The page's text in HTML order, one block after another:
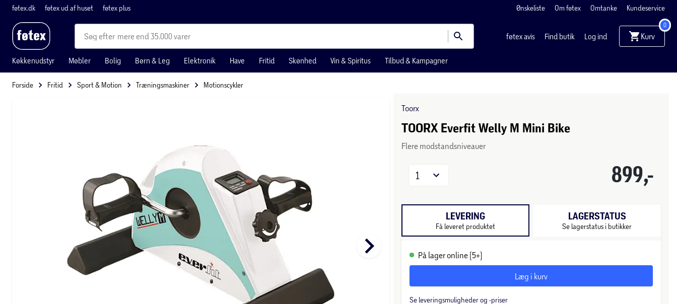
føtex.dk føtex ud af huset føtex plus Ønskeliste Om føtex Omtanke Kundeservice
mere end 35.000 varer føtex avis Find butik Log ind Kurv
0
Køkkenudstyr Møbler Bolig Børn & Leg Elektronik Have Fritid Skønhed Vin & Spiritus Tilbud & Kampagner
Forside Fritid Sport & Motion Træningsmaskiner Motionscykler
keyboard_arrow_right
Toorx
TOORX Everfit Welly M Mini Bike
Flere modstandsniveauer
899,-
1
LEVERING
Få leveret produktet
LAGERSTATUS
Se lagerstatus i butikker
På lager online (5+)
Læg i kurv
Se leveringsmuligheder og -priser